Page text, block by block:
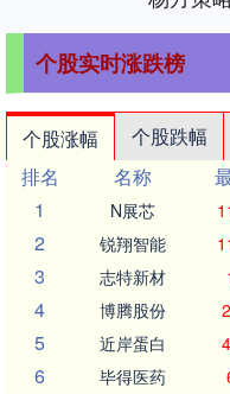
个股实时涨跌榜
个股涨幅 个股跌幅
排名
名称
1
N展芯
2 锐翔智能
3 志特新材
4 博腾股份
5 近岸蛋白
6 毕得医药